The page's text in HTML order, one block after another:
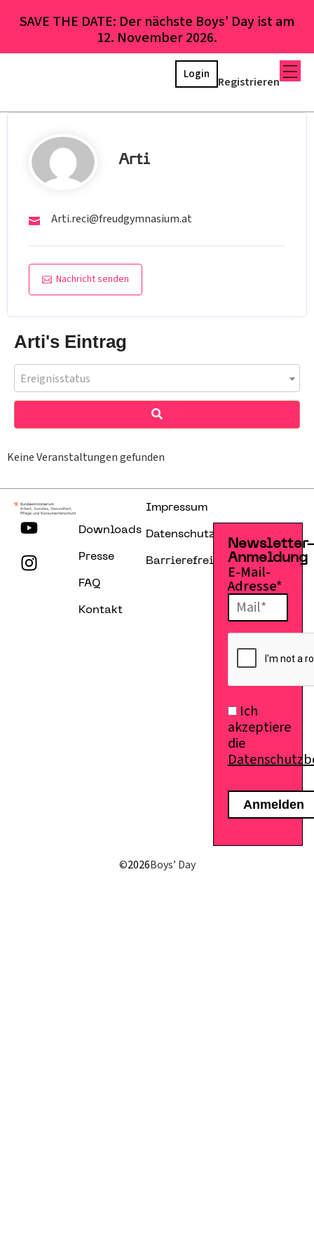
SAVE THE DATE: Der nächste Boys’ Day ist am
12. November 2026.
Registrieren
Login
Arti
Arti.reci@freudgymnasium.at
Nachricht senden
Arti's Eintrag
Ereignisstatus
Keine Veranstaltungen gefunden
Downloads
Presse
FAQ
Kontakt
Impressum
Datenschutzerklärung
Barrierefreiheitserklärung
Anmeldung
E-Mail-
Adresse*
Ich
akzeptiere
die
©2026Boys’ Day